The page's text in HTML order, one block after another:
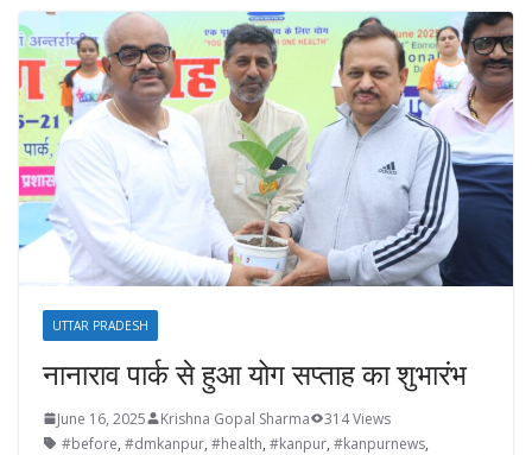
UTTAR PRADESH
नानाराव पार्क से हुआ योग सप्ताह का शुभारंभ
June 16, 2025 Krishna Gopal Sharma
314 Views
#before, #dmkanpur, #health, #kanpur, #kanpurnews,